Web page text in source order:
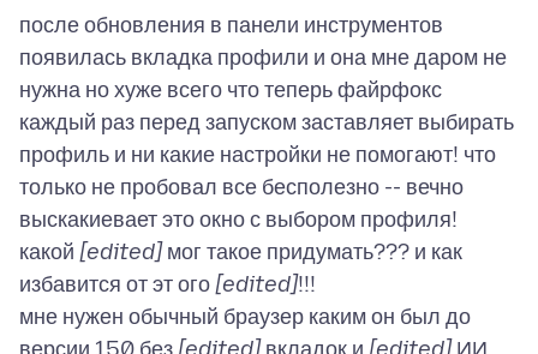
после обновления в панели инструментов
появилась вкладка профили и она мне даром не
нужна но хуже всего что теперь файрфокс
каждый раз перед запуском заставляет выбирать
профиль и ни какие настройки не помогают! что
только не пробовал все бесполезно -- вечно
выскакиевает это окно с выбором профиля!
какой [edited]мог такое придумать??? и как
избавится от эт ого [edited]!!!
мне нужен обычный браузер каким он был до